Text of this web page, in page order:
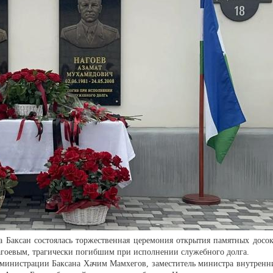
состоялась торжественная церемония открытия памятных
трагически погибшим при исполнении служебного долга.
Баксана Хачим Мамхегов, заместитель министра